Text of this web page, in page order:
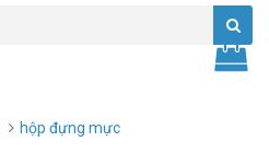
hộp đựng mực